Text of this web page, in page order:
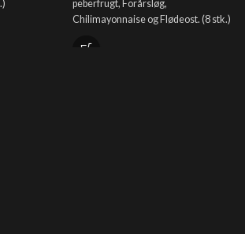
peberfrugt, Forårsløg,
Chilimayonnaise og Flødeost. (8 stk.)